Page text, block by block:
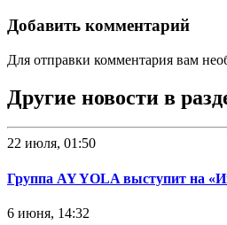
Добавить комментарий
Для отправки комментария вам
Другие новости в
22 июля, 01:50
Группа AY YOLA выступит на
6 июня, 14:32